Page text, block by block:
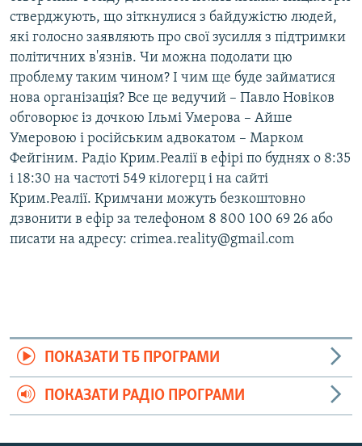
стверджують, що зіткнулися з байдужістю людей,
які голосно заявляють про свої зусилля з підтримки
політичних в'язнів. Чи можна подолати цю
проблему таким чином? І чим ще буде займатися
нова організація? Все це ведучий – Павло Новіков
обговорює із дочкою Ільмі Умерова – Айше
Умеровою і російським адвокатом – Марком
Фейгіним. Радіо Крим.Реалії в ефірі по буднях о 8:35
і 18:30 на частоті 549 кілогерц і на сайті
Крим.Реалії. Кримчани можуть безкоштовно
дзвонити в ефір за телефоном 8 800 100 69 26 або
писати на адресу: crimea.reality@gmail.com
ПОКАЗАТИ ТБ ПРОГРАМИ
ПОКАЗАТИ РАДІО ПРОГРАМИ